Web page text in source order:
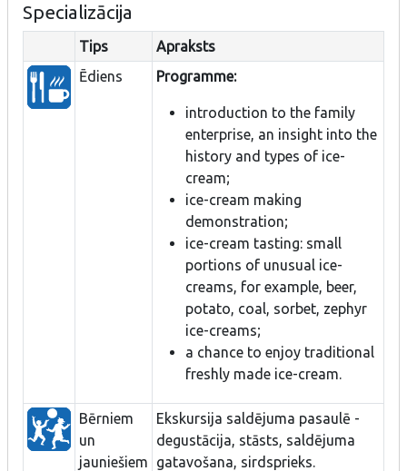
Specializācija
Tips
Apraksts
Ēdiens
Programme:
introduction to the family
enterprise, an insight into the
history and types of ice-
cream;
ice-cream making
demonstration;
ice-cream tasting: small
portions of unusual ice-
creams, for example, beer,
potato, coal, sorbet, zephyr
ice-creams;
a chance to enjoy traditional
freshly made ice-cream.
Bērniem
un
jauniešiem
Ekskursija saldējuma pasaulē -
degustācija, stāsts, saldējuma
gatavošana, sirdsprieks.